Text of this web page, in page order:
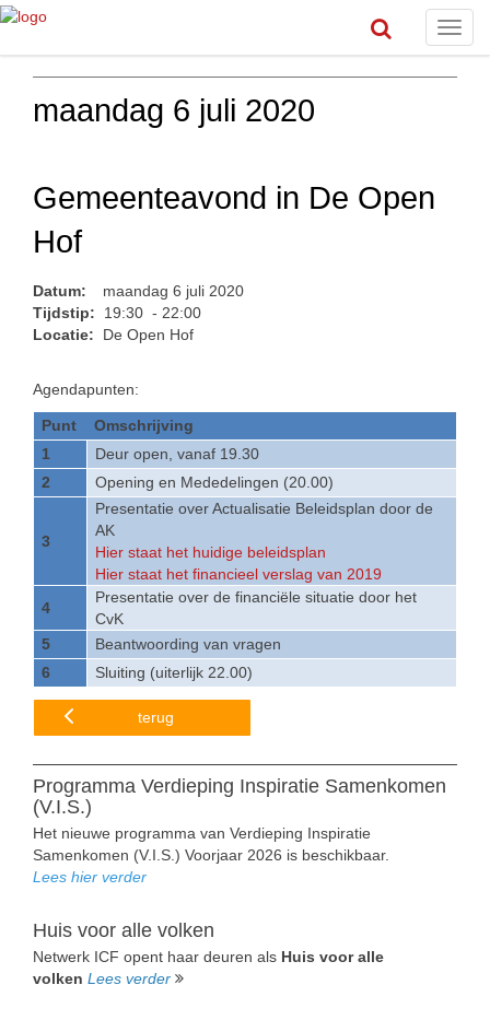
maandag 6 juli 2020
Gemeenteavond in De Open
Hof
Datum:
maandag 6 juli 2020
Tijdstip:
19:30 - 22:00
Locatie:
De Open Hof
Agendapunten:
Punt
Omschrijving
1
Deur open, vanaf 19.30
2
Opening en Mededelingen (20.00)
3
Presentatie over Actualisatie Beleidsplan door de
AK
Hier staat het huidige beleidsplan
Hier staat het financieel verslag van 2019
4
Presentatie over de financiële situatie door het
CvK
5
Beantwoording van vragen
6
Sluiting (uiterlijk 22.00)
terug
Programma Verdieping Inspiratie Samenkomen
(V.I.S.)
Het nieuwe programma van Verdieping Inspiratie
Samenkomen (V.I.S.) Voorjaar 2026 is beschikbaar.
Lees hier verder
Huis voor alle volken
Netwerk ICF opent haar deuren als Huis voor alle
volken Lees verder